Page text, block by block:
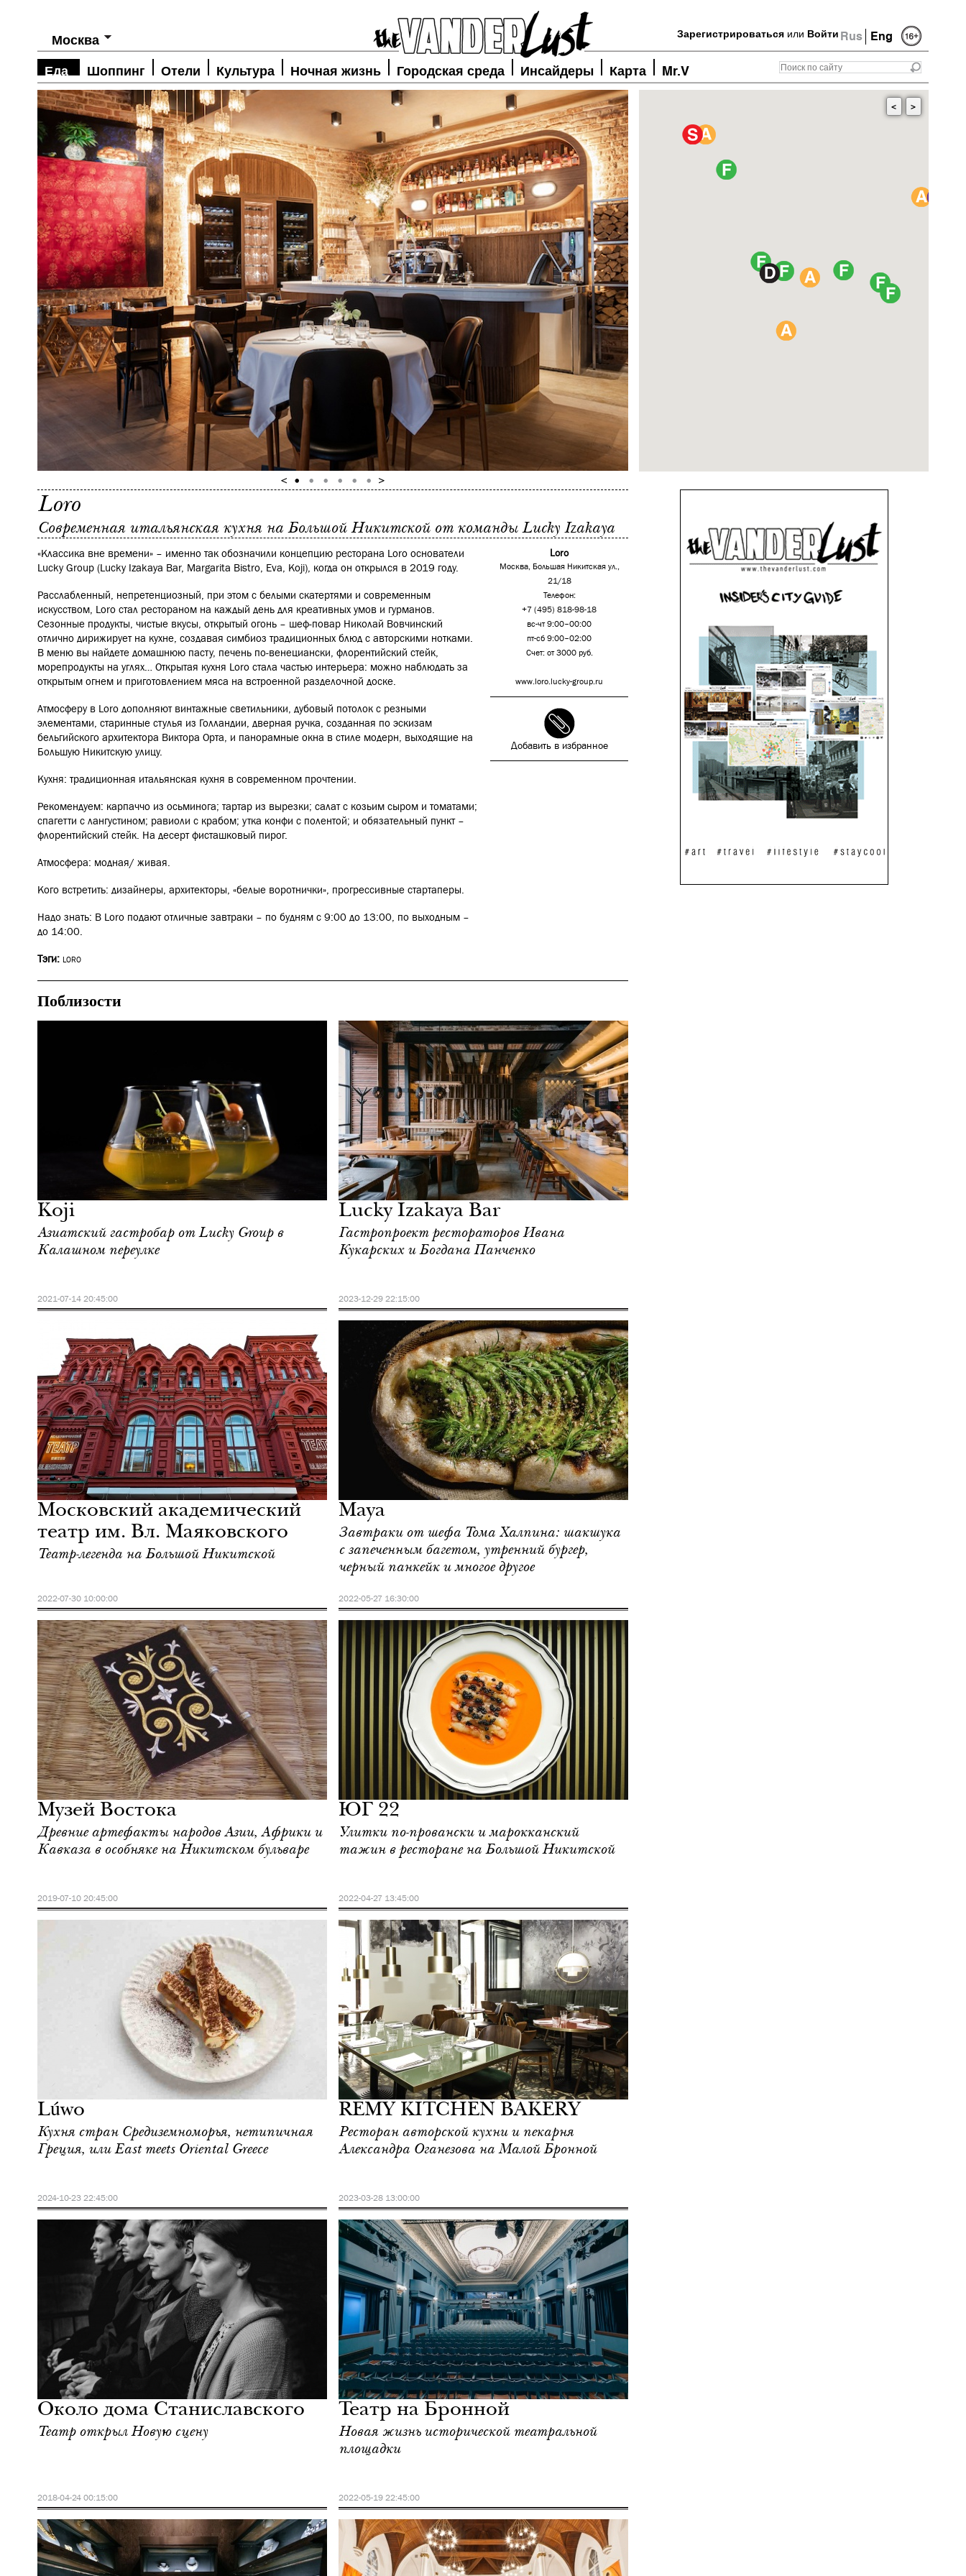
Rus Eng
Зарегистрироваться или Войти
Москва
Еда Шоппинг Отели Культура Ночная жизнь Городская среда Инсайдеры Карта Mr.V
< >
Loro
Современная итальянская кухня на Большой Никитской от команды Lucky Izakaya
Loro
Москва, Большая Никитская ул.,
21/18
Телефон:
+7 (495) 818-98-18
вс-чт 9:00–00:00
пт-сб 9:00–02:00
Счет: от 3000 руб.
www.loro.lucky-group.ru
Добавить в избранное
«Классика вне времени» – именно так обозначили концепцию ресторана Loro основатели
Lucky Group (Lucky Izakaya Bar, Margarita Bistro, Eva, Koji), когда он открылся в 2019 году.
Расслабленный, непретенциозный, при этом с белыми скатертями и современным
искусством, Loro стал рестораном на каждый день для креативных умов и гурманов.
Сезонные продукты, чистые вкусы, открытый огонь – шеф-повар Николай Вовчинский
отлично дирижирует на кухне, создавая симбиоз традиционных блюд с авторскими нотками.
В меню вы найдете домашнюю пасту, печень по-венециански, флорентийский стейк,
морепродукты на углях… Открытая кухня Loro стала частью интерьера: можно наблюдать за
открытым огнем и приготовлением мяса на встроенной разделочной доске.
Атмосферу в Loro дополняют винтажные светильники, дубовый потолок с резными
элементами, старинные стулья из Голландии, дверная ручка, созданная по эскизам
бельгийского архитектора Виктора Орта, и панорамные окна в стиле модерн, выходящие на
Большую Никитскую улицу.
Кухня: традиционная итальянская кухня в современном прочтении.
Рекомендуем: карпаччо из осьминога; тартар из вырезки; салат с козьим сыром и томатами;
спагетти с лангустином; равиоли с крабом; утка конфи с полентой; и обязательный пункт –
флорентийский стейк. На десерт фисташковый пирог.
Атмосфера: модная/ живая.
Кого встретить: дизайнеры, архитекторы, «белые воротнички», прогрессивные стартаперы.
Надо знать: В Loro подают отличные завтраки – по будням с 9:00 до 13:00, по выходным –
до 14:00.
Тэги: LORO
Поблизости
Koji
Азиатский гастробар от Lucky Group в
Калашном переулке
2021-07-14 20:45:00
Lucky Izakaya Bar
Гастропроект рестораторов Ивана
Кукарских и Богдана Панченко
2023-12-29 22:15:00
Московский академический
театр им. Вл. Маяковского
Театр-легенда на Большой Никитской
2022-07-30 10:00:00
Еда
Москва
Maya
Завтраки от шефа Тома Халпина: шакшука
с запеченным багетом, утренний бургер,
черный панкейк и многое другое
2022-05-27 16:30:00
Музей Востока
Древние артефакты народов Азии, Африки и
Кавказа в особняке на Никитском бульваре
2019-07-10 20:45:00
Еда
Москва
ЮГ 22
Улитки по-провански и марокканский
тажин в ресторане на Большой Никитской
2022-04-27 13:45:00
Lúwo
Кухня стран Средиземноморья, нетипичная
Греция, или East meets Oriental Greece
2024-10-23 22:45:00
REMY KITCHEN BAKERY
Ресторан авторской кухни и пекарня
Александра Оганезова на Малой Бронной
2023-03-28 13:00:00
Около дома Станиславского
Театр открыл Новую сцену
2018-04-24 00:15:00
Культура
Москва
Театр на Бронной
Новая жизнь исторической театральной
площадки
2022-05-19 22:45:00